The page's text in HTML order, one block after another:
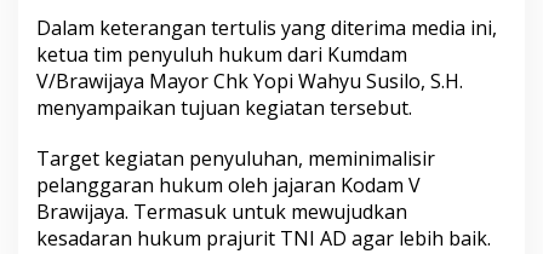
0
8
1
Dalam keterangan tertulis yang diterima media ini,
ketua tim penyuluh hukum dari Kumdam
V/Brawijaya Mayor Chk Yopi Wahyu Susilo, S.H.
menyampaikan tujuan kegiatan tersebut.
Target kegiatan penyuluhan, meminimalisir
pelanggaran hukum oleh jajaran Kodam V
Brawijaya. Termasuk untuk mewujudkan
kesadaran hukum prajurit TNI AD agar lebih baik.